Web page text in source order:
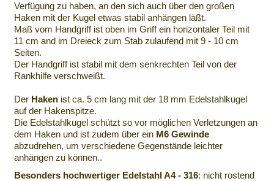
Verfügung zu haben, an den sich auch über den großen
Haken mit der Kugel etwas stabil anhängen läßt.
Maß vom Handgriff ist oben im Griff ein horizontaler Teil mit
11 cm and im Dreieck zum Stab zulaufend mit 9 - 10 cm
Seiten.
Der Handgriff ist stabil mit dem senkrechten Teil von der
Rankhilfe verschweißt.
Der Haken ist ca. 5 cm lang mit der 18 mm Edelstahlkugel
auf der Hakenspitze.
Die Edelstahlkugel schützt so vor möglichen Verletzungen an
dem Haken und ist zudem über ein M6 Gewinde
abzudrehen, um verschiedene Gegenstände leichter
anhängen zu können..
Besonders hochwertiger Edelstahl A4 - 316: nicht rostend